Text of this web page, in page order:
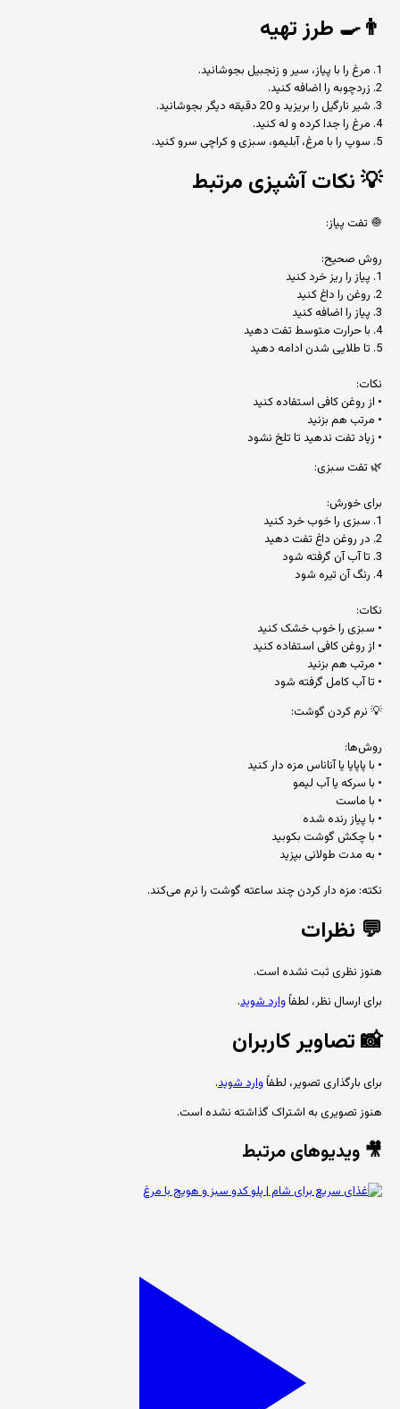
👨‍🍳 طرز تهیه
1. مرغ را با پیاز، سیر و زنجبیل بجوشانید.
2. زردچوبه را اضافه کنید.
3. شیر نارگیل را بریزید و 20 دقیقه دیگر بجوشانید.
4. مرغ را جدا کرده و له کنید.
5. سوپ را با مرغ، آبلیمو، سبزی و کراچی سرو کنید.
💡نکات آشپزی مرتبط
🧅 تفت پیاز:
روش صحیح:
1. پیاز را ریز خرد کنید
2. روغن را داغ کنید
3. پیاز را اضافه کنید
4. با حرارت متوسط تفت دهید
5. تا طلایی شدن ادامه دهید
نکات:
• از روغن کافی استفاده کنید
• مرتب هم بزنید
• زیاد تفت ندهید تا تلخ نشود
🌿 تفت سبزی:
برای خورش:
1. سبزی را خوب خرد کنید
2. در روغن داغ تفت دهید
3. تا آب آن گرفته شود
4. رنگ آن تیره شود
نکات:
• سبزی را خوب خشک کنید
• از روغن کافی استفاده کنید
• مرتب هم بزنید
• تا آب کامل گرفته شود
💡 نرم کردن گوشت:
روش‌ها:
• با پاپایا یا آناناس مزه دار کنید
• با سرکه یا آب لیمو
• با ماست
• با پیاز رنده شده
• با چکش گوشت بکوبید
• به مدت طولانی بپزید
نکته: مزه دار کردن چند ساعته گوشت را نرم می‌کند.
💬 نظرات
هنوز نظری ثبت نشده است.
برای ارسال نظر، لطفاًوارد شوید.
📸تصاویر کاربران
برای بارگذاری تصویر، لطفاًوارد شوید.
هنوز تصویری به اشتراک گذاشته نشده است.
🎥 ویدیوهای مرتبط